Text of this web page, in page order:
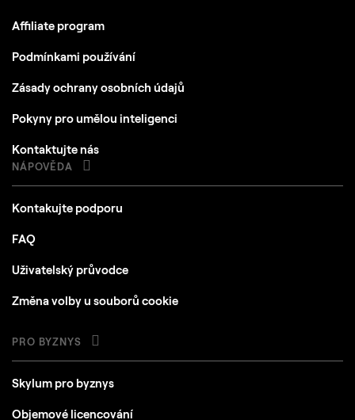
Affiliate program
Podmínkami používání
Zásady ochrany osobních údajů
Pokyny pro umělou inteligenci
Kontaktujte nás
NÁPOVĚDA
Kontakujte podporu
FAQ
Uživatelský průvodce
Změna volby u souborů cookie
PRO BYZNYS
Skylum pro byznys
Objemové licencování